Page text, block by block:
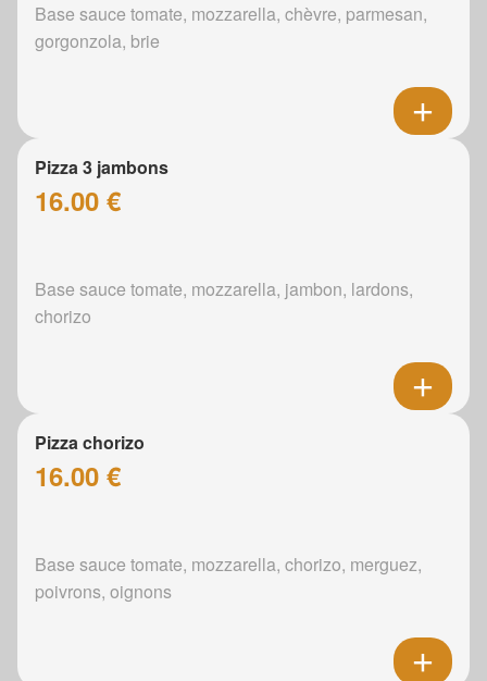
Base sauce tomate, mozzarella, chèvre, parmesan,
gorgonzola, brie
Pizza 3 jambons
16.00 €
Base sauce tomate, mozzarella, jambon, lardons,
chorizo
Pizza chorizo
16.00 €
Base sauce tomate, mozzarella, chorizo, merguez,
poivrons, oignons